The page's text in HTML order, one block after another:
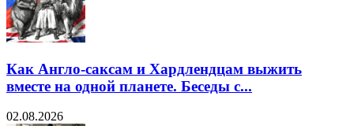
Как Англо-саксам и Хардлендцам выжить
вместе на одной планете. Беседы с...
02.08.2026